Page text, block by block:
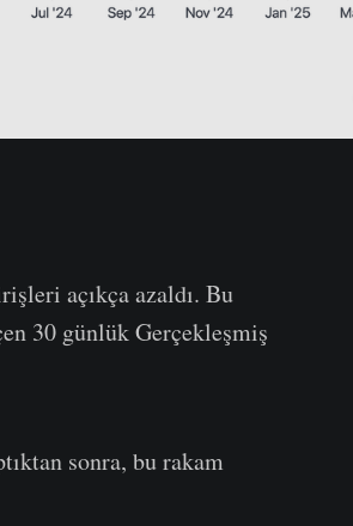
açıkça azaldı. Bu
30 günlük Gerçekleşmiş
sonra, bu rakam